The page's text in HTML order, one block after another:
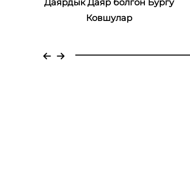
Типтеги Бургу Ковшу